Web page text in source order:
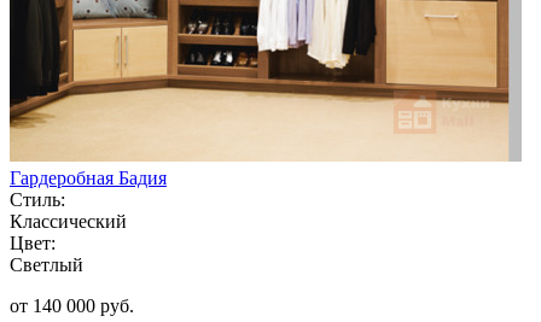
Гардеробная Бадия
Стиль:
Классический
Цвет:
Светлый
от 140 000 руб.